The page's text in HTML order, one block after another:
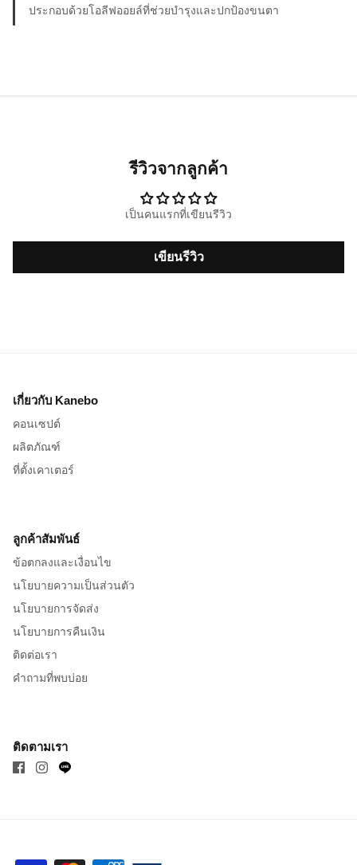
ประกอบด้วยโอลีฟออยล์ที่ช่วยบำรุงและปกป้องขนตา
รีวิวจากลูกค้า
เป็นคนแรกที่เขียนรีวิว
เขียนรีวิว
เกี่ยวกับ Kanebo
คอนเซปต์
ผลิตภัณฑ์
ที่ตั้งเคาเตอร์
ลูกค้าสัมพันธ์
ข้อตกลงและเงื่อนไข
นโยบายความเป็นส่วนตัว
นโยบายการจัดส่ง
นโยบายการคืนเงิน
ติดต่อเรา
คำถามที่พบบ่อย
ติดตามเรา